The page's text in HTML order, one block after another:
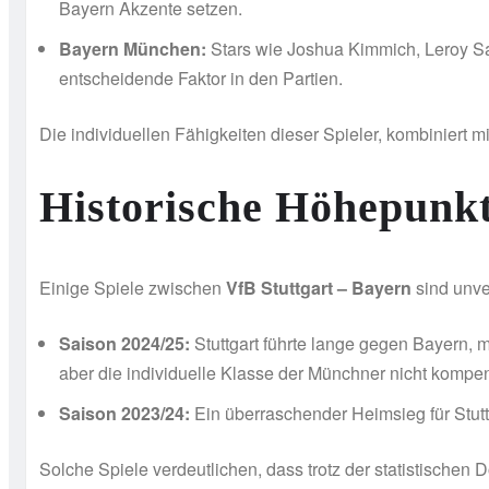
Bayern Akzente setzen.
Bayern München: Stars wie Joshua Kimmich, Leroy
entscheidende Faktor in den Partien.
Die individuellen Fähigkeiten dieser Spieler, kombiniert
Historische
Einige Spiele zwischen VfB Stuttgart – Bayern sind
Saison 2024/25: Stuttgart führte lange gegen Bayern,
aber die individuelle Klasse der Münchner nicht
Saison 2023/24: Ein überraschender Heimsieg für
Solche Spiele verdeutlichen, dass trotz der statistischen